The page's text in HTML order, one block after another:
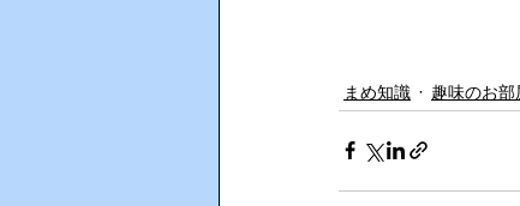
まめ知識 趣味のお部